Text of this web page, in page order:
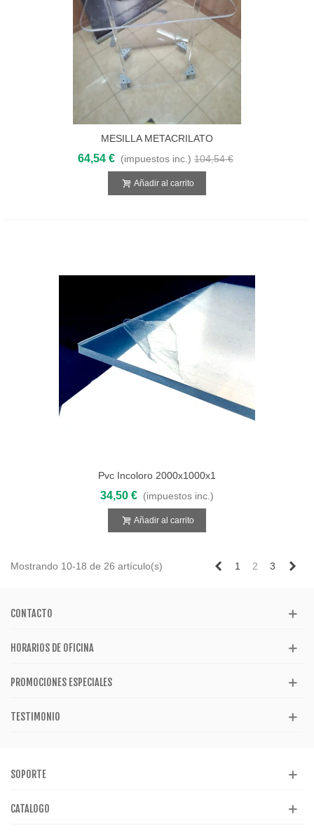
MESILLA METACRILATO
64,54 € (impuestos inc.) 104,54 €
Añadir al carrito
Pvc Incoloro 2000x1000x1
34,50 € (impuestos inc.)
Añadir al carrito
Mostrando 10-18 de 26 artículo(s) Anterior
1 2 3
CONTACTO
HORARIOS DE OFICINA
PROMOCIONES ESPECIALES
TESTIMONIO
SOPORTE
CATALOGO